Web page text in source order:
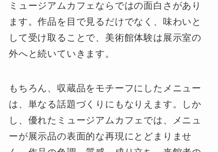
ミュージアムカフェならではの面白さがあり
ます。作品を目で見るだけでなく、味わいと
して受け取ることで、美術館体験は展示室の
外へと続いていきます。
もちろん、収蔵品をモチーフにしたメニュー
は、単なる話題づくりにもなりえます。しか
し、優れたミュージアムカフェでは、メニュ
ーが展示品の表面的な再現にとどまりませ